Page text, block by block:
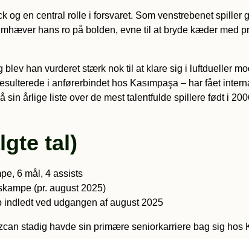
og en central rolle i forsvaret. Som venstrebenet
hans ro på bolden, evne til at bryde kæder med
han vurderet stærk nok til at klare sig i luftdueller
i anførerbindet hos Kasımpaşa – har fået
sin årlige liste over de mest talentfulde spillere født i
tal)
6 mål, 4 assists
(pr. august 2025)
ved udgangen af august 2025
stadig havde sin primære seniorkarriere bag sig hos